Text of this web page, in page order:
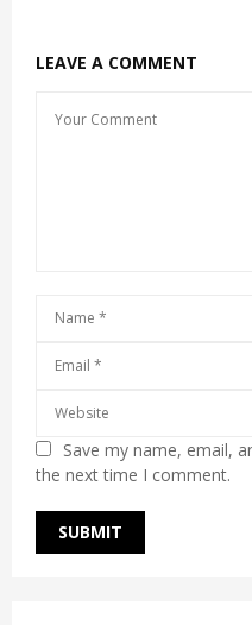
LEAVE A COMMENT
Save my name, email,
the next time I comment.